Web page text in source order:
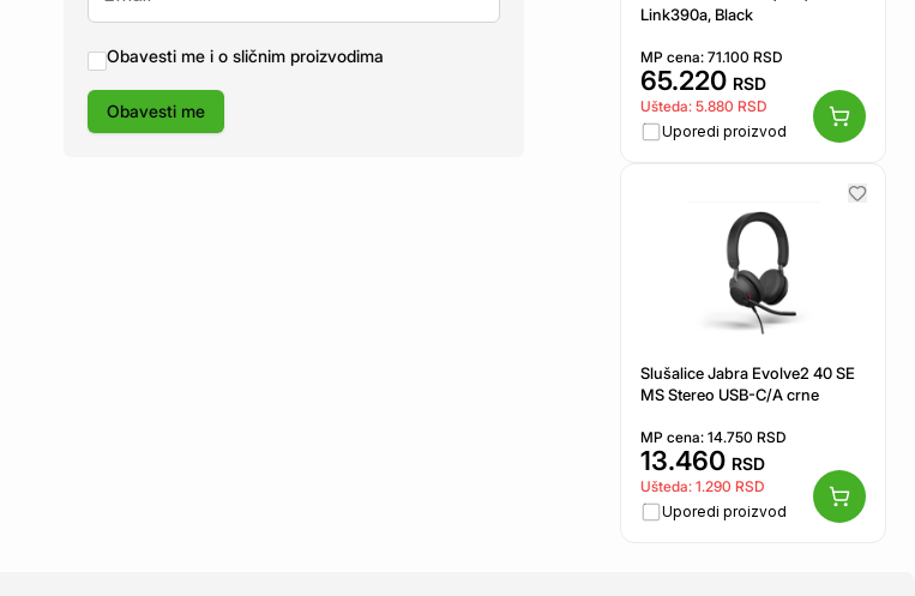
Obavesti me i o sličnim proizvodima
Obavesti me
Link390a, Black
MP cena: 71.100 RSD
65.220 RSD
Ušteda: 5.880 RSD
Uporedi proizvod
Slušalice Jabra Evolve2 40 SE
MS Stereo USB-C/A crne
MP cena: 14.750 RSD
13.460 RSD
Ušteda: 1.290 RSD
Uporedi proizvod